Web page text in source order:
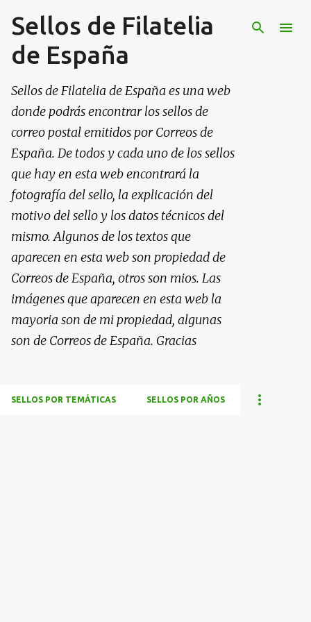
Ir al contenido principal
Sellos de Filatelia
de España
Sellos de Filatelia de España es una web
donde podrás encontrar los sellos de
correo postal emitidos por Correos de
España. De todos y cada uno de los sellos
que hay en esta web encontrará la
fotografía del sello, la explicación del
motivo del sello y los datos técnicos del
mismo. Algunos de los textos que
aparecen en esta web son propiedad de
Correos de España, otros son mios. Las
imágenes que aparecen en esta web la
mayoria son de mi propiedad, algunas
son de Correos de España. Gracias
SELLOS POR TEMÁTICAS SELLOS POR AÑOS